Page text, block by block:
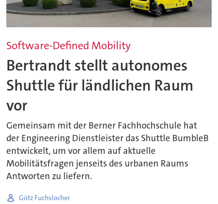
Software-Defined Mobility
Bertrandt stellt autonomes
Shuttle für ländlichen Raum
vor
Gemeinsam mit der Berner Fachhochschule hat
der Engineering Dienstleister das Shuttle BumbleB
entwickelt, um vor allem auf aktuelle
Mobilitätsfragen jenseits des urbanen Raums
Antworten zu liefern.
Götz Fuchslocher